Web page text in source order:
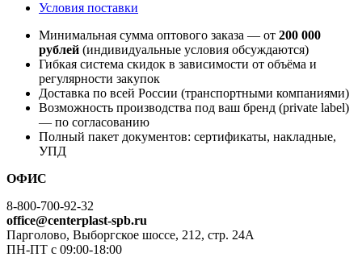
Условия поставки
Минимальная сумма оптового заказа — от 200 000
рублей (индивидуальные условия обсуждаются)
Гибкая система скидок в зависимости от объёма и
регулярности закупок
Доставка по всей России (транспортными компаниями)
Возможность производства под ваш бренд (private label)
— по согласованию
Полный пакет документов: сертификаты, накладные,
УПД
ОФИС
8-800-700-92-32
office@centerplast-spb.ru
Парголово, Выборгское шоссе, 212, стр. 24А
ПН-ПТ с 09:00-18:00